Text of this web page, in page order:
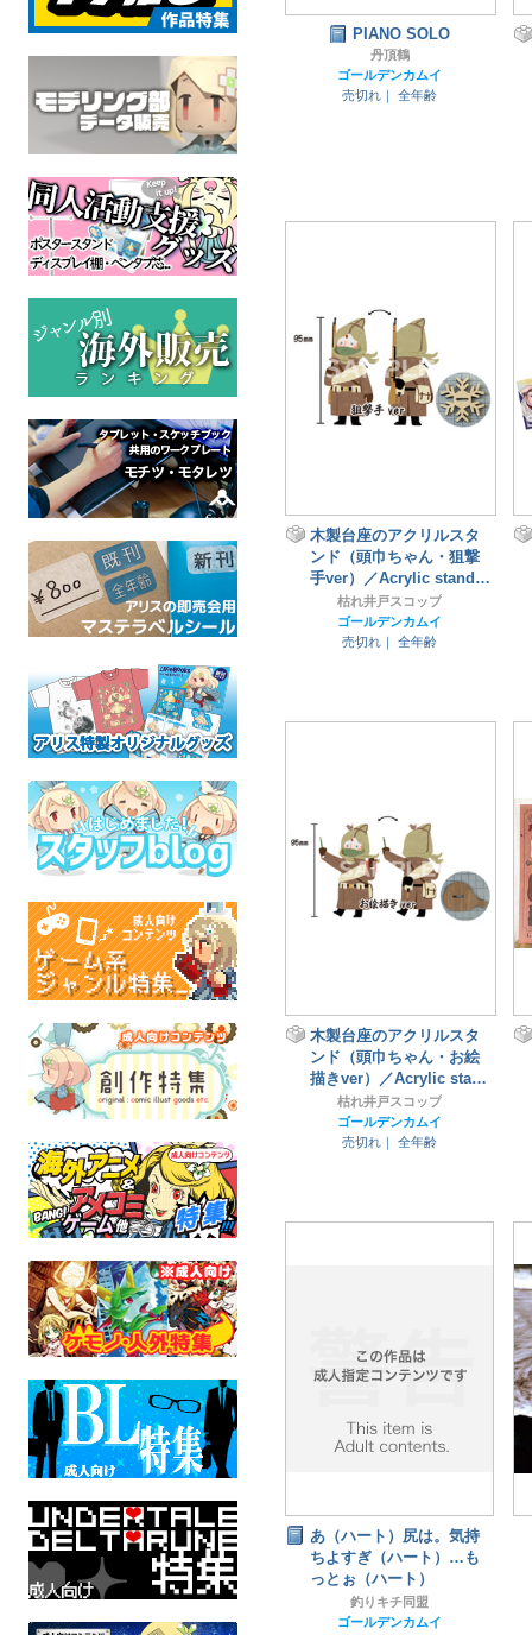
PIANO SOLO
丹頂鶴
ゴールデンカムイ
売切れ｜
全年齢
木製台座のアクリルスタ
ンド（頭巾ちゃん・狙撃
手ver）／Acrylic stand
"Vasily the sniper"
枯れ井戸スコップ
ゴールデンカムイ
売切れ｜
全年齢
木製台座のアクリルスタ
ンド（頭巾ちゃん・お絵
描きver）／Acrylic stand
"Vasily the artist"
枯れ井戸スコップ
ゴールデンカムイ
売切れ｜
全年齢
あ（ハート）尻は。気持
ちよすぎ（ハート）…も
っとぉ（ハート）
釣りキチ同盟
ゴールデンカムイ